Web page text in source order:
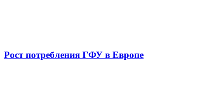
Рост потребления ГФУ в Европе